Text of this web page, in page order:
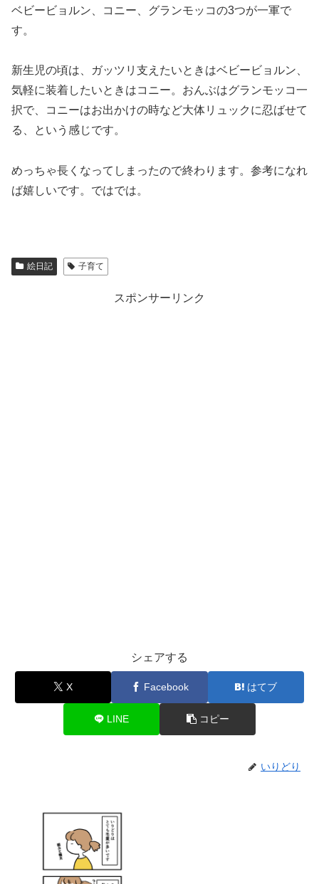
ベビービョルン、コニー、グランモッコの3つが一軍で
す。
新生児の頃は、ガッツリ支えたいときはベビービョルン、
気軽に装着したいときはコニー。おんぶはグランモッコ一
択で、コニーはお出かけの時など大体リュックに忍ばせて
る、という感じです。
めっちゃ長くなってしまったので終わります。参考になれ
ば嬉しいです。ではでは。
絵日記 子育て
スポンサーリンク
シェアする
X Facebook はてブ
LINE コピー
いりどり